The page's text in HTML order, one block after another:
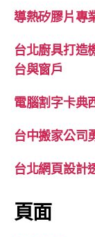
導熱矽膠片專
台北廚具打造
台與窗戶
電腦割字卡典
台中搬家公司
台北網頁設計
頁面